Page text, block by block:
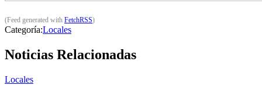
(Feed generated with FetchRSS)
Categoría:Locales
Noticias Relacionadas
Locales